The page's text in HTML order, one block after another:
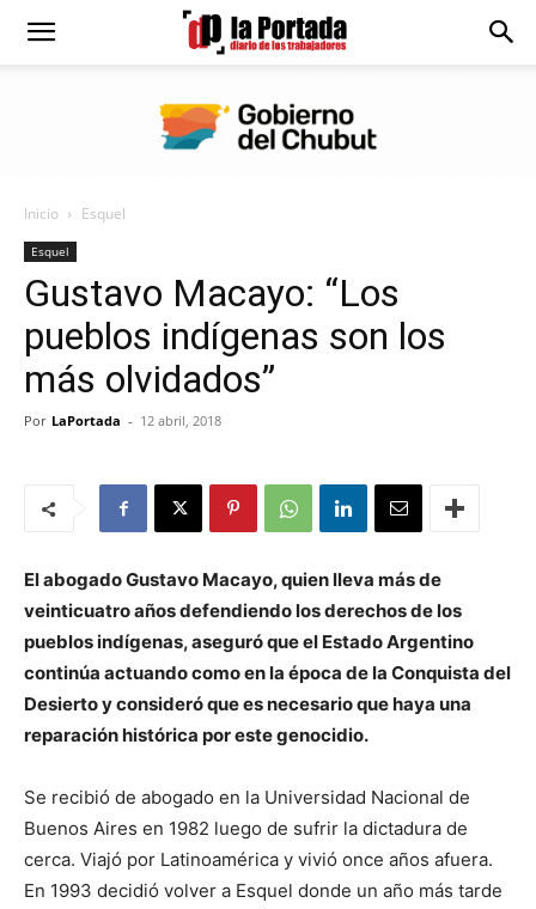
Diario
Portada
Inicio Esquel
Esquel
Gustavo Macayo: “Los
pueblos indígenas son los
más olvidados”
Por LaPortada - 12 abril, 2018
El abogado Gustavo Macayo, quien lleva más de
veinticuatro años defendiendo los derechos de los
pueblos indígenas, aseguró que el Estado Argentino
continúa actuando como en la época de la Conquista del
Desierto y consideró que es necesario que haya una
reparación histórica por este genocidio.
Se recibió de abogado en la Universidad Nacional de
Buenos Aires en 1982 luego de sufrir la dictadura de
cerca. Viajó por Latinoamérica y vivió once años afuera.
En 1993 decidió volver a Esquel donde un año más tarde